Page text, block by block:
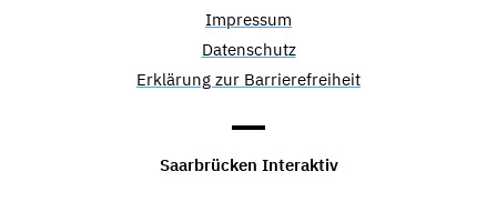
Impressum
Datenschutz
Erklärung zur Barrierefreiheit
Saarbrücken Interaktiv